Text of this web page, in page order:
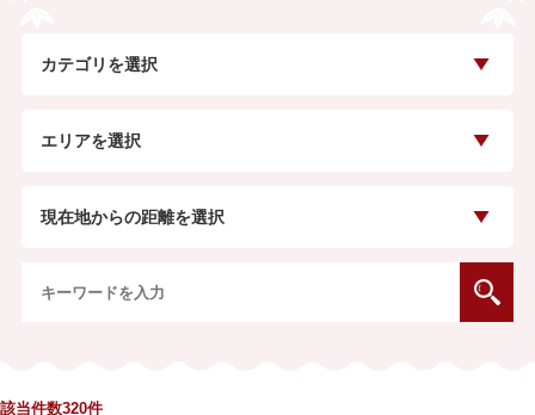
カテゴリを選択
エリアを選択
現在地からの距離を選択
該当件数320件